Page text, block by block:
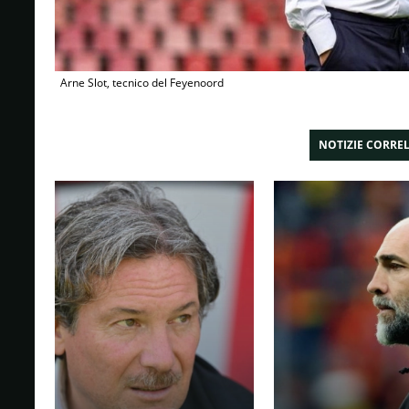
Arne Slot, tecnico del Feyenoord
NOTIZIE